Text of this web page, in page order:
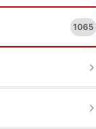
1065